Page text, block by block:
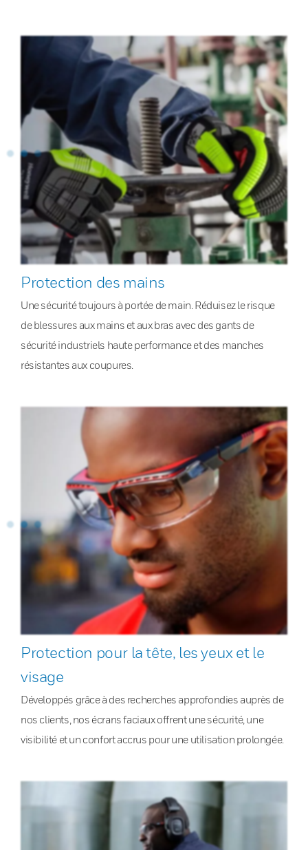
Protection des mains
Une sécurité toujours à portée de main. Réduisez le risque
de blessures aux mains et aux bras avec des gants de
sécurité industriels haute performance et des manches
résistantes aux coupures.
Protection pour la tête, les yeux et le
visage
Développés grâce à des recherches approfondies auprès de
nos clients, nos écrans faciaux offrent une sécurité, une
visibilité et un confort accrus pour une utilisation prolongée.